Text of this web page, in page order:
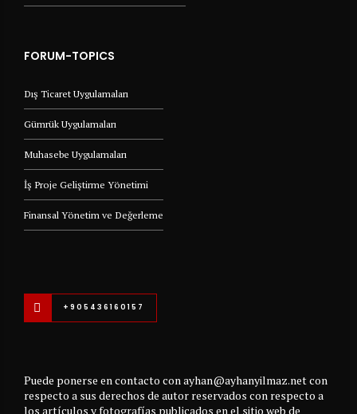
FORUM-TOPICS
Dış Ticaret Uygulamaları
Gümrük Uygulamaları
Muhasebe Uygulamaları
İş Proje Geliştirme Yönetimi
Finansal Yönetim ve Değerleme
+905436160157
Puede ponerse en contacto con ayhan@ayhanyilmaz.net con
respecto a sus derechos de autor reservados con respecto a
los artículos y fotografías publicados en el sitio web de